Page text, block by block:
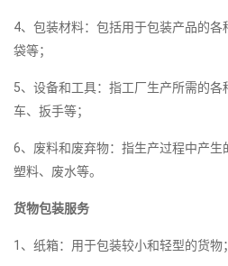
4、包装材料：包括用于包装产品的
袋等；
5、设备和工具：指工厂生产所需的
车、扳手等；
6、废料和废弃物：指生产过程中产
塑料、废水等。
货物包装服务
1、纸箱：用于包装较小和轻型的货物；